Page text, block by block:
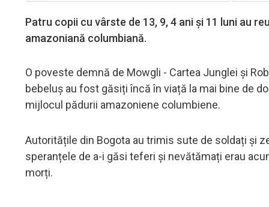
Patru copii cu vârste de 13, 9, 4 ani și 11 luni au
amazoniană columbiană.
O poveste demnă de Mowgli - Cartea Junglei și
bebeluș au fost găsiți încă în viață la mai bine de
mijlocul pădurii amazoniene columbiene.
Autoritățile din Bogota au trimis sute de soldați și
speranțele de a-i găsi teferi și nevătămați erau
morți.